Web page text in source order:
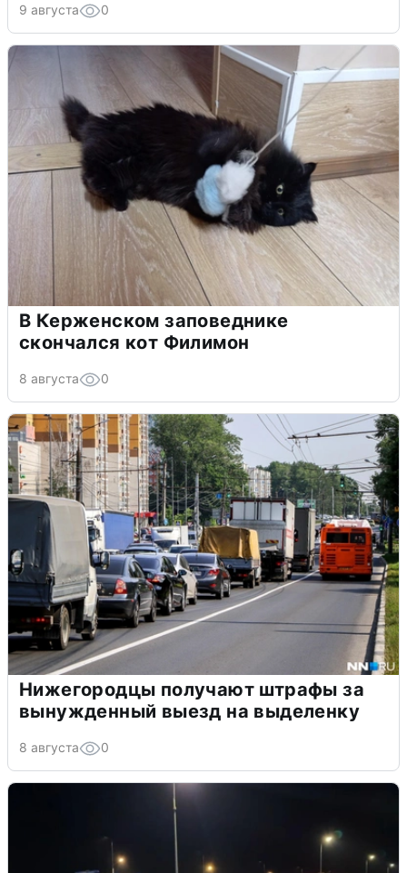
9 августа 0
В Керженском заповеднике
скончался кот Филимон
8 августа 0
Нижегородцы получают штрафы за
вынужденный выезд на выделенку
8 августа 0